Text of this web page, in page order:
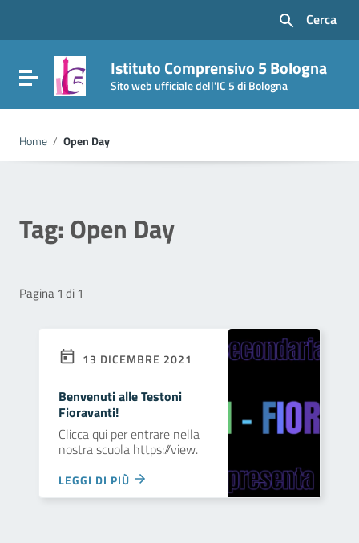
Vai al footer
Cerca
Attiva / disattiva la navigazione
Istituto Comprensivo 5 Bologna
Sito web ufficiale dell'IC 5 di Bologna
Home / Open Day
Tag:Open Day
Pagina 1 di 1
13 DICEMBRE 2021
Benvenuti alle Testoni
Fioravanti!
Clicca qui per entrare nella
nostra scuola https://view.
LEGGI DI PIÙ